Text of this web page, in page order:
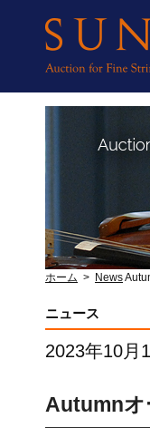
ホーム > News
ニュース
2023年10月
Autumnオ